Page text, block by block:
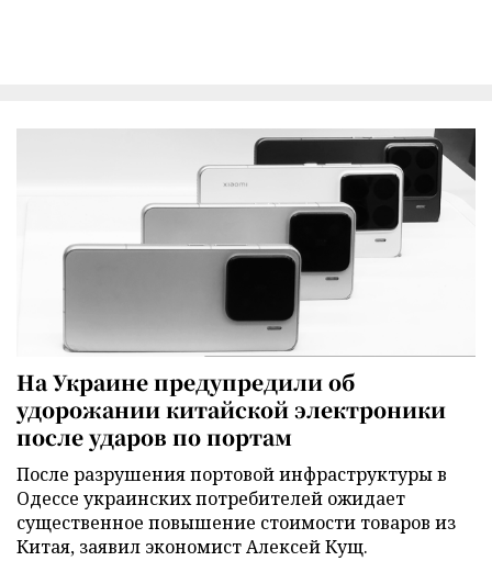
На Украине предупредили об
удорожании китайской электроники
после ударов по портам
После разрушения портовой инфраструктуры в
Одессе украинских потребителей ожидает
существенное повышение стоимости товаров из
Китая, заявил экономист Алексей Кущ.